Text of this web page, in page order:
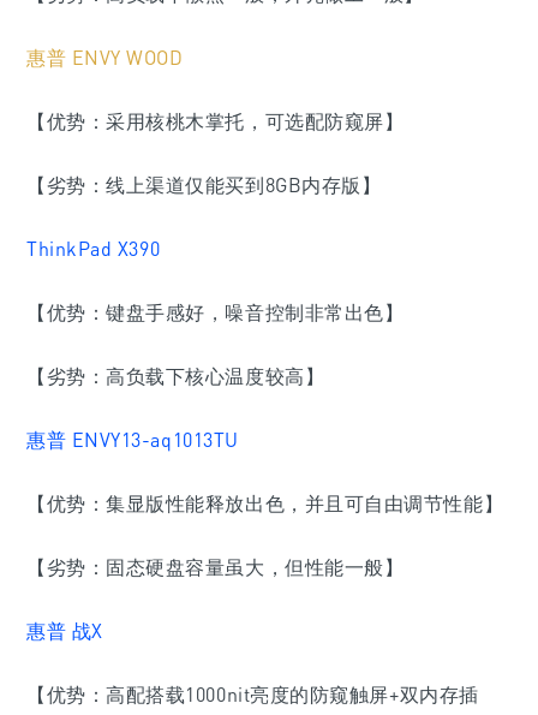
惠普 ENVY WOOD
【优势：采用核桃木掌托，可选配防窥屏】
【劣势：线上渠道仅能买到8GB内存版】
ThinkPad X390
【优势：键盘手感好，噪音控制非常出色】
【劣势：高负载下核心温度较高】
惠普 ENVY13-aq1013TU
【优势：集显版性能释放出色，并且可自由调节性能】
【劣势：固态硬盘容量虽大，但性能一般】
惠普 战X
【优势：高配搭载1000nit亮度的防窥触屏+双内存插